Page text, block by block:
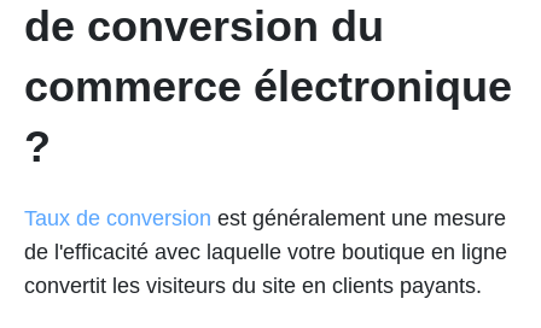
de conversion du
commerce électronique
?
Taux de conversion est généralement une mesure
de l'efficacité avec laquelle votre boutique en ligne
convertit les visiteurs du site en clients payants.